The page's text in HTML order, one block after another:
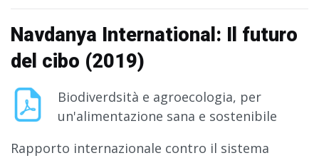
Navdanya International: Il futuro
del cibo (2019)
Biodiverdsità e agroecologia, per
un'alimentazione sana e sostenibile
Rapporto internazionale contro il sistema